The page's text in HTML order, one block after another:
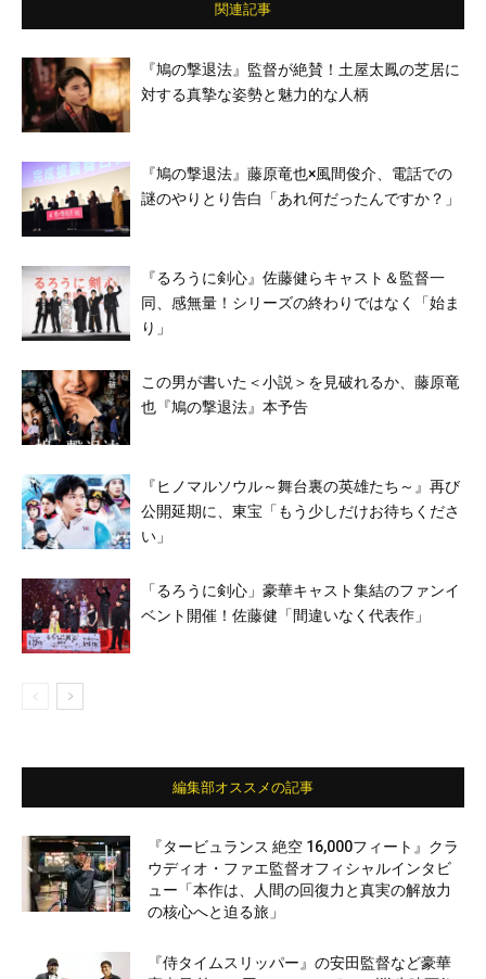
関連記事
『鳩の撃退法』監督が絶賛！土屋太鳳の芝居に
対する真摯な姿勢と魅力的な人柄
『鳩の撃退法』藤原竜也×風間俊介、電話での
謎のやりとり告白「あれ何だったんですか？」
『るろうに剣心』佐藤健らキャスト＆監督一
同、感無量！シリーズの終わりではなく「始ま
り」
この男が書いた＜小説＞を見破れるか、藤原竜
也『鳩の撃退法』本予告
『ヒノマルソウル～舞台裏の英雄たち～』再び
公開延期に、東宝「もう少しだけお待ちくださ
い」
「るろうに剣心」豪華キャスト集結のファンイ
ベント開催！佐藤健「間違いなく代表作」
編集部オススメの記事
『タービュランス 絶空 16,000フィート』クラ
ウディオ・ファエ監督オフィシャルインタビ
ュー「本作は、人間の回復力と真実の解放力
の核心へと迫る旅」
『侍タイムスリッパー』の安田監督など豪華